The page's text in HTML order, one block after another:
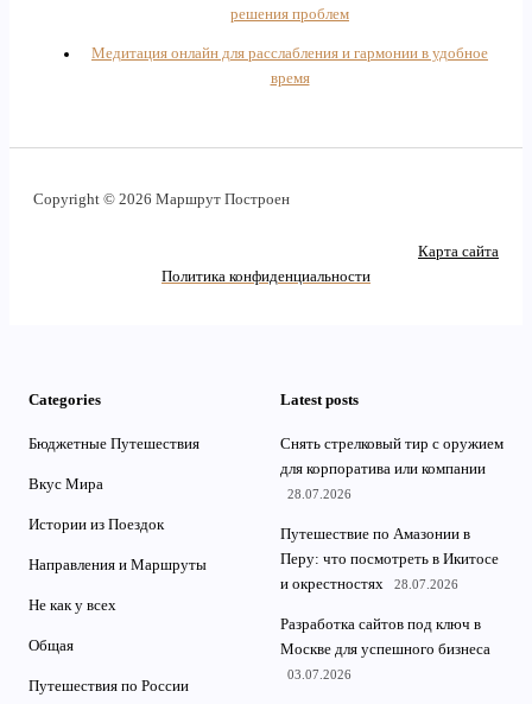
решения проблем
Медитация онлайн для расслабления и гармонии в удобное
время
Copyright © 2026 Маршрут Построен
Карта сайта
Политика конфиденциальности
Categories
Бюджетные Путешествия
Вкус Мира
Истории из Поездок
Направления и Маршруты
Не как у всех
Общая
Путешествия по России
Latest posts
Снять стрелковый тир с оружием
для корпоратива или компании
28.07.2026
Путешествие по Амазонии в
Перу: что посмотреть в Икитосе
и окрестностях
28.07.2026
Разработка сайтов под ключ в
Москве для успешного бизнеса
03.07.2026